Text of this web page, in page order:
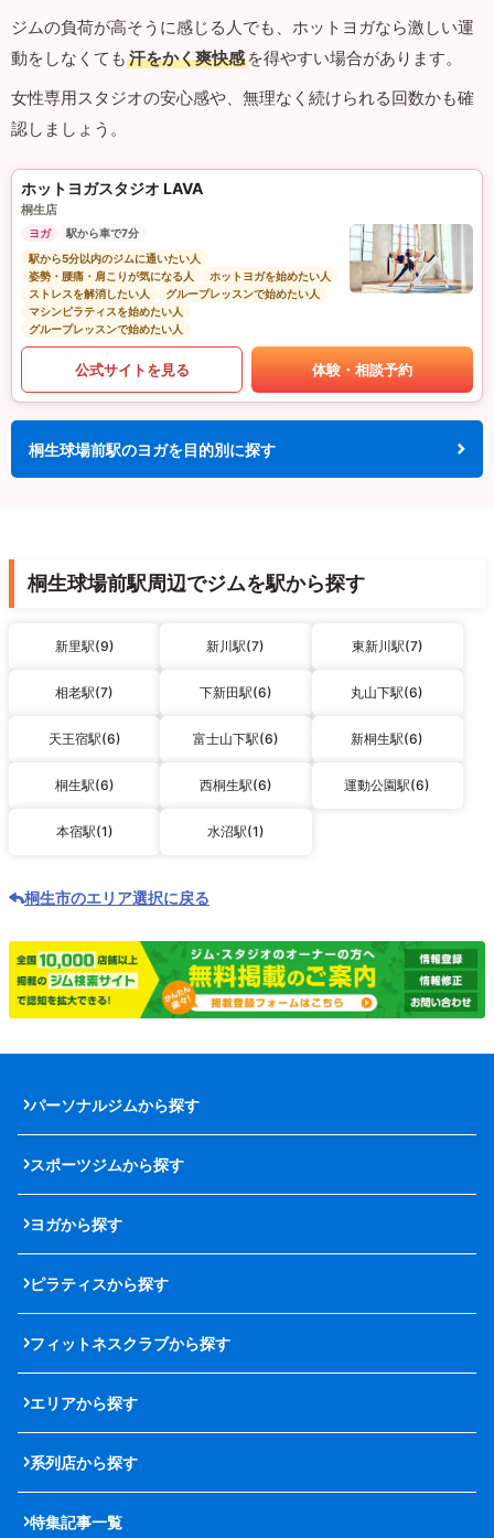
ジムの負荷が高そうに感じる人でも、ホットヨガなら激しい運
動をしなくても 汗をかく爽快感 を得やすい場合があります。
女性専用スタジオの安心感や、無理なく続けられる回数かも確
認しましょう。
ホットヨガスタジオ LAVA
桐生店
ヨガ
駅から車で7分
駅から5分以内のジムに通いたい人
姿勢・腰痛・肩こりが気になる人
ホットヨガを始めたい人
ストレスを解消したい人
グループレッスンで始めたい人
マシンピラティスを始めたい人
グループレッスンで始めたい人
公式サイトを見る 体験・相談予約
桐生球場前駅のヨガを目的別に探す
桐生球場前駅周辺でジムを駅から探す
新里駅(9) 新川駅(7) 東新川駅(7)
相老駅(7) 下新田駅(6) 丸山下駅(6)
天王宿駅(6) 富士山下駅(6) 新桐生駅(6)
桐生駅(6) 西桐生駅(6) 運動公園駅(6)
本宿駅(1) 水沼駅(1)
桐生市のエリア選択に戻る
パーソナルジムから探す
スポーツジムから探す
ヨガから探す
ピラティスから探す
フィットネスクラブから探す
エリアから探す
系列店から探す
特集記事一覧